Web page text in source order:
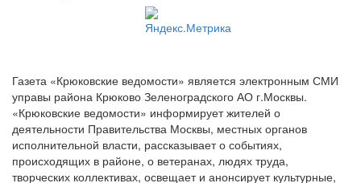
Газета «Крюковские ведомости» является электронным СМИ
управы района Крюково Зеленоградского АО г.Москвы.
«Крюковские ведомости» информирует жителей о
деятельности Правительства Москвы, местных органов
исполнительной власти, рассказывает о событиях,
происходящих в районе, о ветеранах, людях труда,
творческих коллективах, освещает и анонсирует культурные,